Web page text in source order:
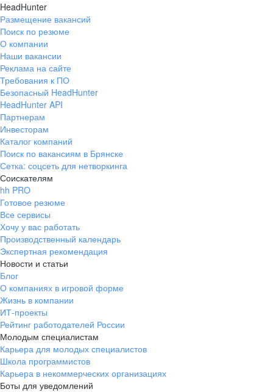
HeadHunter
Размещение вакансий
Поиск по резюме
О компании
Наши вакансии
Реклама на сайте
Требования к ПО
Безопасный HeadHunter
HeadHunter API
Партнерам
Инвесторам
Каталог компаний
Поиск по вакансиям в Брянске
Сетка: соцсеть для нетворкинга
Соискателям
hh PRO
Готовое резюме
Все сервисы
Хочу у вас работать
Производственный календарь
Экспертная рекомендация
Новости и статьи
Блог
О компаниях в игровой форме
Жизнь в компании
ИТ-проекты
Рейтинг работодателей России
Молодым специалистам
Карьера для молодых специалистов
Школа программистов
Карьера в некоммерческих организациях
Боты для уведомлений